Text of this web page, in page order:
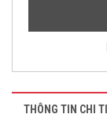
THÔNG TIN CHI